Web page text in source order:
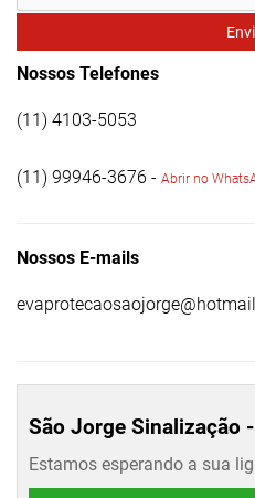
Nossos Telefones
(11) 4103-5053
(11) 99946-3676 - Abrir no
Nossos E-mails
São Jorge Sinalização -
Estamos esperando a sua